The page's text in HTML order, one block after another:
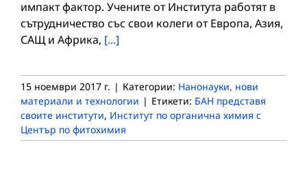
импакт фактор. Учените от Института работят в
сътрудничество със свои колеги от Европа, Азия,
САЩ и Африка, [...]
15 ноември 2017 г. | Категории: Нанонауки, нови
материали и технологии | Етикети: БАН представя
своите институти, Институт по органична химия с
Център по фитохимия